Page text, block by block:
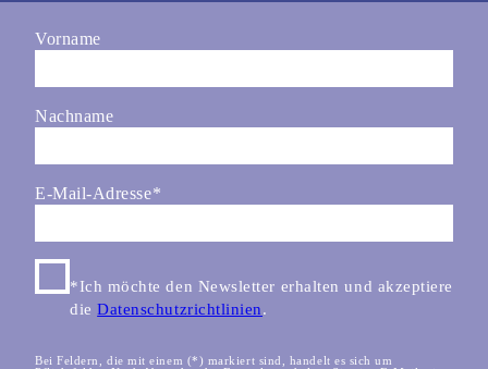
Vorname
Nachname
E-Mail-Adresse*
*Ich möchte den Newsletter erhalten und akzeptiere
dieDatenschutzrichtlinien.
Bei Feldern, die mit einem (*) markiert sind, handelt es sich um